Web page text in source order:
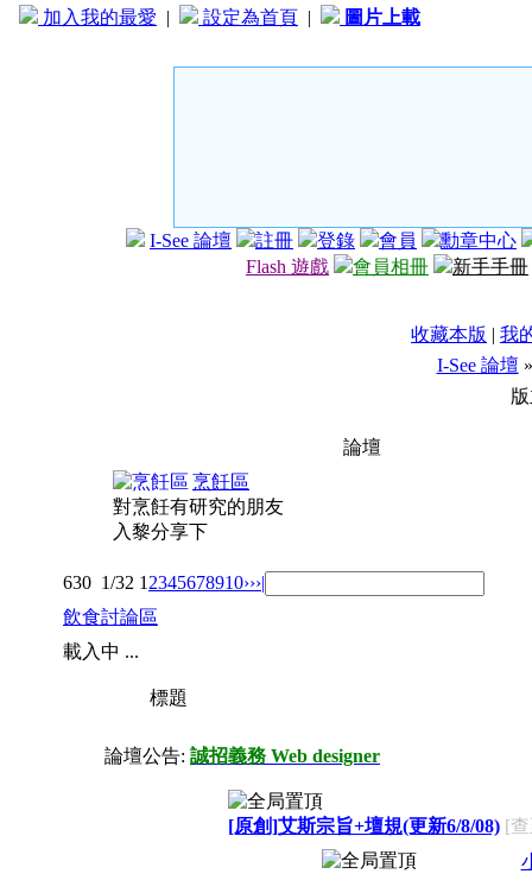
加入我的最愛 | 設定為首頁 | 圖片上載
I-See 論壇 註冊 登錄 會員
勳章中心
Flash 遊戲
會員相冊 新手手冊
收藏本版 | 我
I-See 論壇
論壇
烹飪區
對烹飪有研究的朋友
入黎分享下
630 1/32 1 2345678910›››|
飲食討論區
載入中 ...
標題
論壇公告: 誠招義務 Web designer
[原創]艾斯宗旨+壇規(更新6/8/08) [